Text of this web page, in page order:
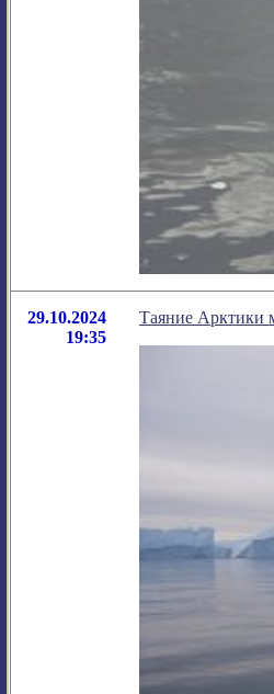
29.10.2024
19:35
Таяние Арктики